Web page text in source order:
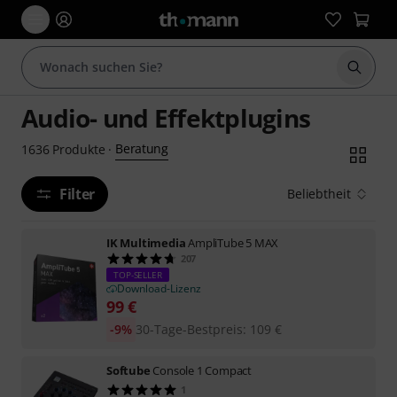
Suche
Audio- und Effektplugins
1636 Produkte · Beratung
Filter Beliebtheit
IK MultimediaAmpliTube 5 MAX
207
TOP-SELLER
Download-Lizenz
99€
30-Tage-Bestpreis: 109 €
-9%
Softube Console 1 Compact
1